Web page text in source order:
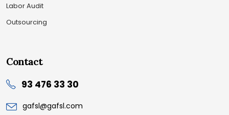
Labor Audit
Outsourcing
Contact
93 476 33 30
gafsl@gafsl.com